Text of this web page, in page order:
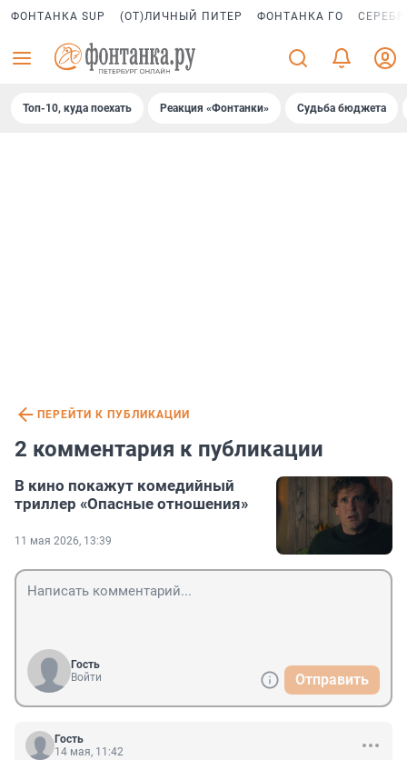
ФОНТАНКА SUP (ОТ)ЛИЧНЫЙ ПИТЕР ФОНТАНКА ГО
Топ-10, куда поехать Реакция «Фонтанки» Судьба бюджета
ПЕРЕЙТИ К ПУБЛИКАЦИИ
2 комментария к публикации
В кино покажут комедийный
триллер «Опасные отношения»
11 мая 2026, 13:39
Гость
Войти
Отправить
Гость
14 мая, 11:42